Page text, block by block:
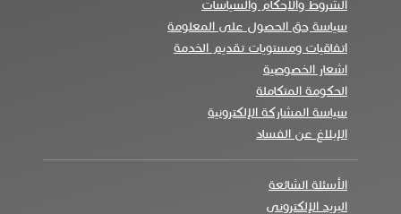
الشروط والأحكام والسياسات
سياسة حق الحصول على المعلومة
اتفاقيات ومستويات تقديم الخدمة
اشعار الخصوصية
الحكومة المتكاملة
سياسة المشاركة الإلكترونية
الإبلاغ عن الفساد
الأسئلة الشائعة
البريد الإلكتروني